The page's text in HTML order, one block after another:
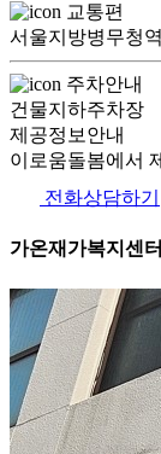
교통편
서울지방병무청
주차안내
건물지하주차장
제공정보안내
이로움돌봄에서
전화상담하기
가온재가복지센터